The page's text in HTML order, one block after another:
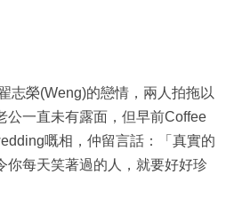
志榮(Weng)的戀情，兩人拍拖以
公一直未有露面，但早前Coffee
嘅相，仲留言話：「真實的
你每天笑著過的人，就要好好珍